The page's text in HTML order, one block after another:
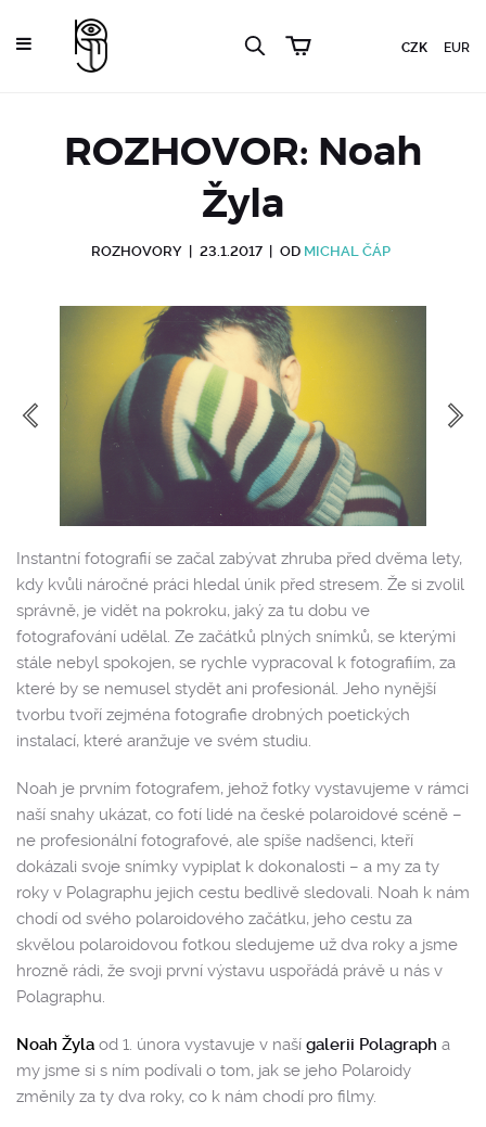
CZK EUR
ROZHOVOR: Noah
Žyla
ROZHOVORY 23.1.2017 OD MICHAL ČÁP
Instantní fotografií se začal zabývat zhruba před dvěma lety,
kdy kvůli náročné práci hledal únik před stresem. Že si zvolil
správně, je vidět na pokroku, jaký za tu dobu ve
fotografování udělal. Ze začátků plných snímků, se kterými
stále nebyl spokojen, se rychle vypracoval k fotografiím, za
které by se nemusel stydět ani profesionál. Jeho nynější
tvorbu tvoří zejména fotografie drobných poetických
instalací, které aranžuje ve svém studiu.
Noah je prvním fotografem, jehož fotky vystavujeme v rámci
naší snahy ukázat, co fotí lidé na české polaroidové scéně –
ne profesionální fotografové, ale spíše nadšenci, kteří
dokázali svoje snímky vypiplat k dokonalosti – a my za ty
roky v Polagraphu jejich cestu bedlivě sledovali. Noah k nám
chodí od svého polaroidového začátku, jeho cestu za
skvělou polaroidovou fotkou sledujeme už dva roky a jsme
hrozně rádi, že svoji první výstavu uspořádá právě u nás v
Polagraphu.
Noah Žyla od 1. února vystavuje v naší galerii Polagraph a
my jsme si s ním podívali o tom, jak se jeho Polaroidy
změnily za ty dva roky, co k nám chodí pro filmy.